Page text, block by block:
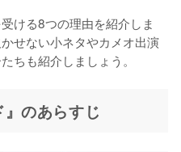
ける8つの理由を紹介しま
せない小ネタやカメオ出演
ちも紹介しましょう。
』のあらすじ